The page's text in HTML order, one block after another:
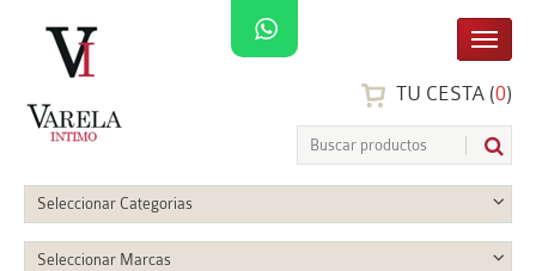
TU CESTA (0)
Seleccionar Categorias
Seleccionar Marcas